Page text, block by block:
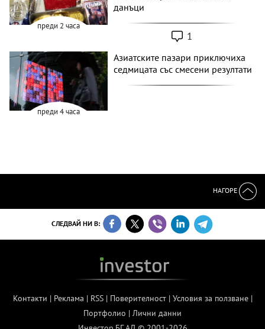
преди 2 часа
данъци
1
преди 4 часа
Азиатските пазари приключиха
седмицата със смесени резултати
НАГОРЕ
СЛЕДВАЙ НИ В:
Контакти | Реклама | RSS| Поверителност| Условия за ползване|
Портфолио | Лични данни